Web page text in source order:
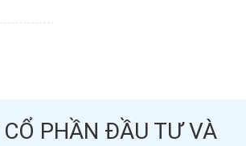
CỔ PHẦN ĐẦU TƯ VÀ